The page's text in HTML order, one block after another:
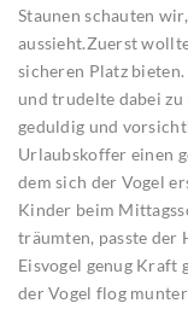
Staunen schauten
aussieht.Zuerst
sicheren Platz
und trudelte dabei
geduldig und
Urlaubskoffer einen
dem sich der Vogel
Kinder beim
träumten, passte der
Eisvogel genug Kraft
der Vogel flog